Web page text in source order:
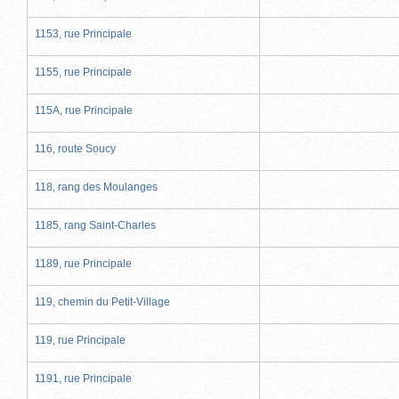
1153, rue Principale
1155, rue Principale
115A, rue Principale
116, route Soucy
118, rang des Moulanges
1185, rang Saint-Charles
1189, rue Principale
119, chemin du Petit-Village
119, rue Principale
1191, rue Principale